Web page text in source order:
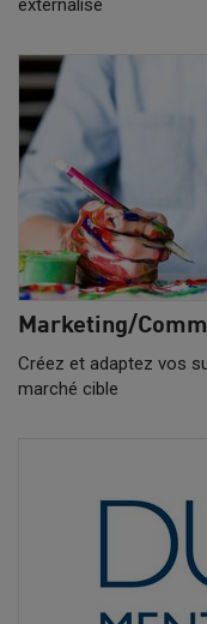
externalisé
Marketing/
Créez et adaptez vos
marché cible